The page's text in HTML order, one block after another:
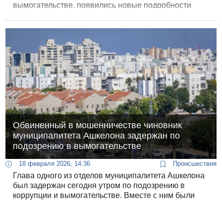
вымогательстве, появились новые подробности
Обвиненный в мошенничестве чиновник
муниципалитета Ашкелона задержан по
подозрению в вымогательстве
18 февраля 2026, 14:36 Происшествия
Глава одного из отделов муниципалитета Ашкелона
был задержан сегодня утром по подозрению в
коррупции и вымогательстве. Вместе с ним были